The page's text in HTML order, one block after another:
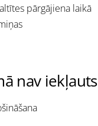
pārgājiena laikā
nav iekļauts